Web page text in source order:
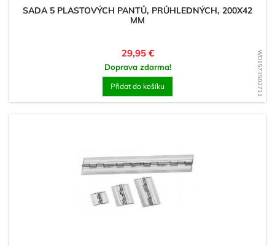
WD1573502711
SADA 5 PLASTOVÝCH PANTŮ, PRŮHLEDNÝCH, 200X42
MM
Cena
29,95 €
Doprava zdarma!
Přidat do košíku